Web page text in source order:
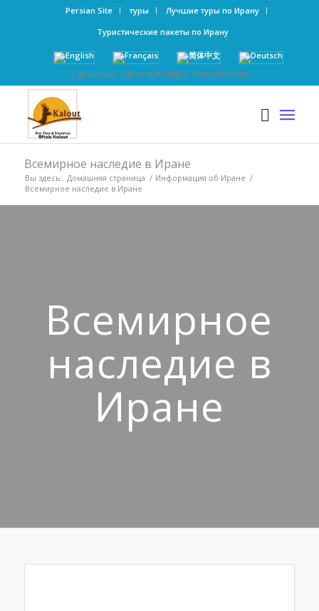
Persian Site туры
Лучшие туры по Ирану
Туристические пакеты по Ирану
Call us now: +98-21-52827000 | +989126123768
Всемирное наследие в Иране
Вы здесь: Домашняя страница / Информация об Иране /
Всемирное наследие в Иране
Всемирное
наследие в
Иране